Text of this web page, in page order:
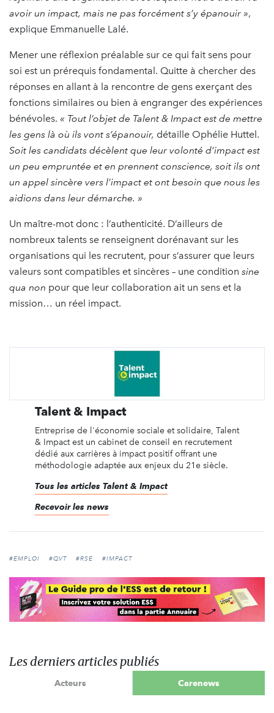
avoir un impact, mais ne pas forcément s’y épanouir »,
explique Emmanuelle Lalé.
Mener une réflexion préalable sur ce qui fait sens pour
soi est un prérequis fondamental. Quitte à chercher des
réponses en allant à la rencontre de gens exerçant des
fonctions similaires ou bien à engranger des expériences
bénévoles. « Tout l’objet de Talent & Impact est de mettre
les gens là où ils vont s’épanouir, détaille Ophélie Huttel.
Soit les candidats décèlent que leur volonté d’impact est
un peu empruntée et en prennent conscience, soit ils ont
un appel sincère vers l’impact et ont besoin que nous les
aidions dans leur démarche. »
Un maître-mot donc : l’authenticité. D’ailleurs de
nombreux talents se renseignent dorénavant sur les
organisations qui les recrutent, pour s’assurer que leurs
valeurs sont compatibles et sincères – une condition sine
qua non pour que leur collaboration ait un sens et la
mission… un réel impact.
Talent & Impact
Entreprise de l'économie sociale et solidaire, Talent
& Impact est un cabinet de conseil en recrutement
dédié aux carrières à impact positif offrant une
méthodologie adaptée aux enjeux du 21e siècle.
Tous les articles Talent & Impact
Recevoir les news
#EMPLOI #QVT #RSE #IMPACT
Les derniers articles publiés
Acteurs Carenews